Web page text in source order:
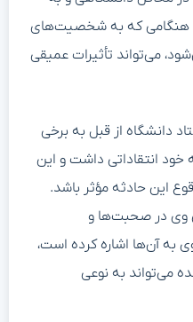
هنگامی که به شخصیت‌های
می‌تواند تأثیرات عمیقی
دانشگاه از قبل به برخی
انتقاداتی داشت و این
این حادثه مؤثر باشد.
وی در صحبت‌ها و
به آن‌ها اشاره کرده است،
می‌تواند به نوعی